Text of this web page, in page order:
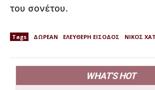
του σονέτου.
Tags ΔΩΡΕΑΝ ΕΛΕΥΘΕΡΗ ΕΙΣΟΔΟΣ ΝΙΚΟΣ
WHAT'S HOT